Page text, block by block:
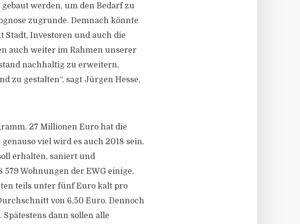
werden, um den Bedarf zu
zugrunde. Demnach könnte
Stadt, Investoren und auch die
auch weiter im Rahmen unserer
nachhaltig zu erweitern,
zu gestalten“, sagt Jürgen Hesse,
27 Millionen Euro hat die
viel wird es auch 2018 sein.
erhalten, saniert und
Wohnungen der EWG einige,
teils unter fünf Euro kalt pro
von 6,50 Euro. Dennoch
dann sollen alle